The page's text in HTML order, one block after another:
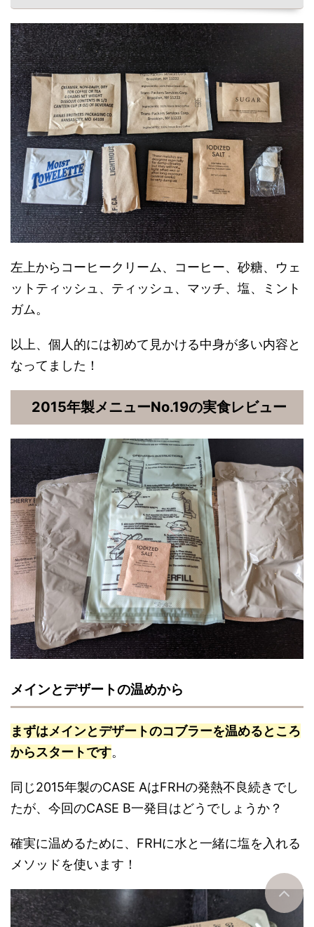
左上からコーヒークリーム、コーヒー、砂糖、ウェ
ットティッシュ、ティッシュ、マッチ、塩、ミント
ガム。
以上、個人的には初めて見かける中身が多い内容と
なってました！
2015年製メニューNo.19の実食レビュー
メインとデザートの温めから
まずはメインとデザートのコブラーを温めるところ
からスタートです。
同じ2015年製のCASE AはFRHの発熱不良続きでし
たが、今回のCASE B一発目はどうでしょうか？
確実に温めるために、FRHに水と一緒に塩を入れる
メソッドを使います！